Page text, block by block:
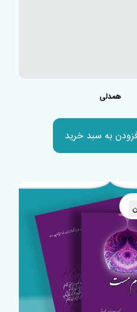
همدلی
به سبد خرید